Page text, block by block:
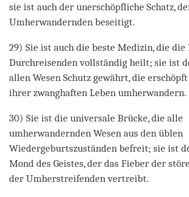
sie ist auch der unerschöpfliche Schatz,
Umherwandernden beseitigt.
29) Sie ist auch die beste Medizin, die
Durchreisenden vollständig heilt; sie ist
allen Wesen Schutz gewährt, die
ihrer zwanghaften Leben umherwandern.
30) Sie ist die universale Brücke, die alle
umherwandernden Wesen aus den üblen
Wiedergeburtszuständen befreit; sie ist
Mond des Geistes, der das Fieber der
der Umherstreifenden vertreibt.